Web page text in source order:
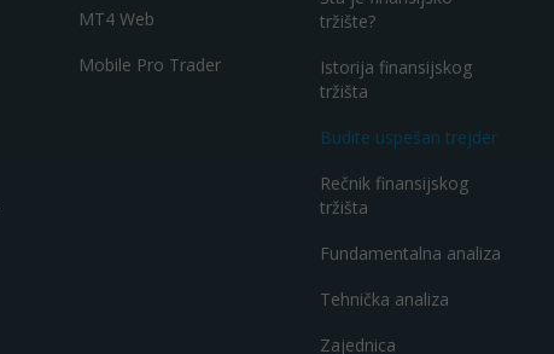
MT4 Web
Mobile Pro Trader
tržište?
Istorija finansijskog
tržišta
Budite uspešan trejder
Rečnik finansijskog
tržišta
Fundamentalna analiza
Tehnička analiza
Zajednica